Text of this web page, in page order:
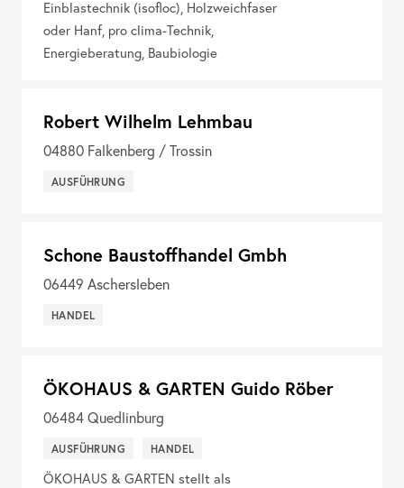
Einblastechnik (isofloc), Holzweichfaser
oder Hanf, pro clima-Technik,
Energieberatung, Baubiologie
Robert Wilhelm Lehmbau
04880 Falkenberg / Trossin
AUSFÜHRUNG
Schone Baustoffhandel Gmbh
06449 Aschersleben
HANDEL
ÖKOHAUS & GARTEN Guido Röber
06484Quedlinburg
AUSFÜHRUNG HANDEL
ÖKOHAUS & GARTEN stellt als